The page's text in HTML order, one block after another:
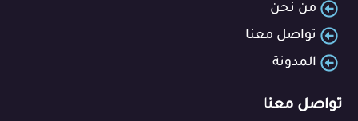
من نحن
تواصل معنا
المدونة
تواصل معنا